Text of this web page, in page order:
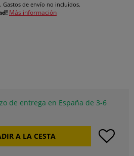
Gastos de envío no incluidos.
Más información
de entrega en España de 3-6
A LA CESTA